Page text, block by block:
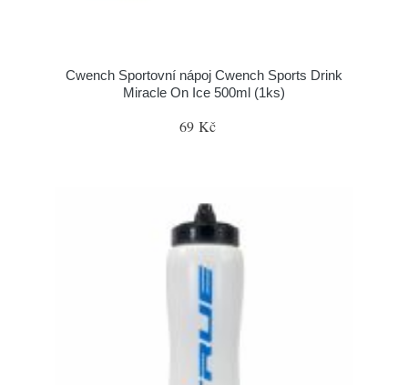
Cwench Sportovní nápoj Cwench Sports Drink
Miracle On Ice 500ml (1ks)
69 Kč